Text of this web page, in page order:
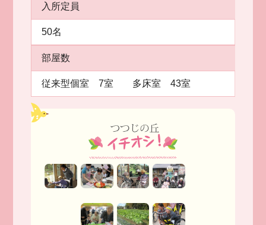
入所定員
50名
部屋数
従来型個室 7室 多床室 43室